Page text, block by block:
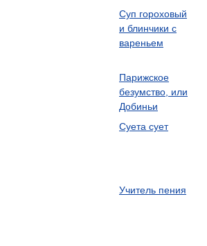
Суп гороховый
и блинчики с
вареньем
Парижское
безумство, или
Добиньи
Суета сует
Учитель пения